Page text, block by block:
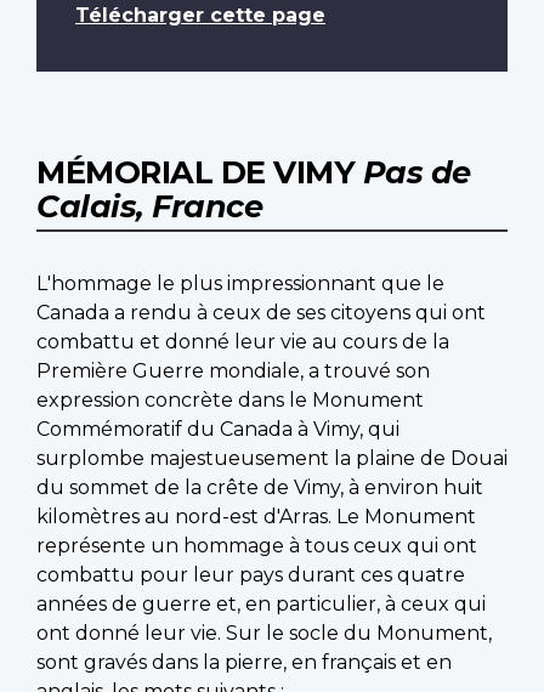
Télécharger cette page
MÉMORIAL DE VIMY Pas de
Calais, France
L'hommage le plus impressionnant que le
Canada a rendu à ceux de ses citoyens qui ont
combattu et donné leur vie au cours de la
Première Guerre mondiale, a trouvé son
expression concrète dans le Monument
Commémoratif du Canada à Vimy, qui
surplombe majestueusement la plaine de Douai
du sommet de la crête de Vimy, à environ huit
kilomètres au nord-est d'Arras. Le Monument
représente un hommage à tous ceux qui ont
combattu pour leur pays durant ces quatre
années de guerre et, en particulier, à ceux qui
ont donné leur vie. Sur le socle du Monument,
sont gravés dans la pierre, en français et en